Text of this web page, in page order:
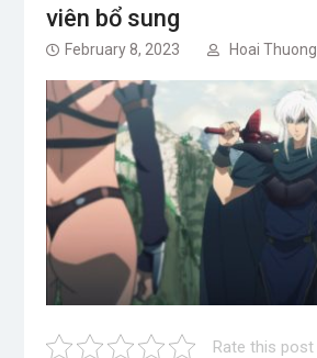
viên bổ sung
February 8, 2023 Hoai Thuong
Rate this post